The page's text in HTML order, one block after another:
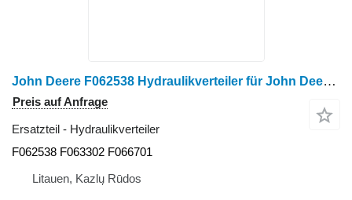
John Deere F062538 Hydraulikverteiler für John Deere 1470 D 1470 E Harvester
Preis auf Anfrage
Ersatzteil - Hydraulikverteiler
F062538 F063302 F066701
Litauen, Kazlų Rūdos